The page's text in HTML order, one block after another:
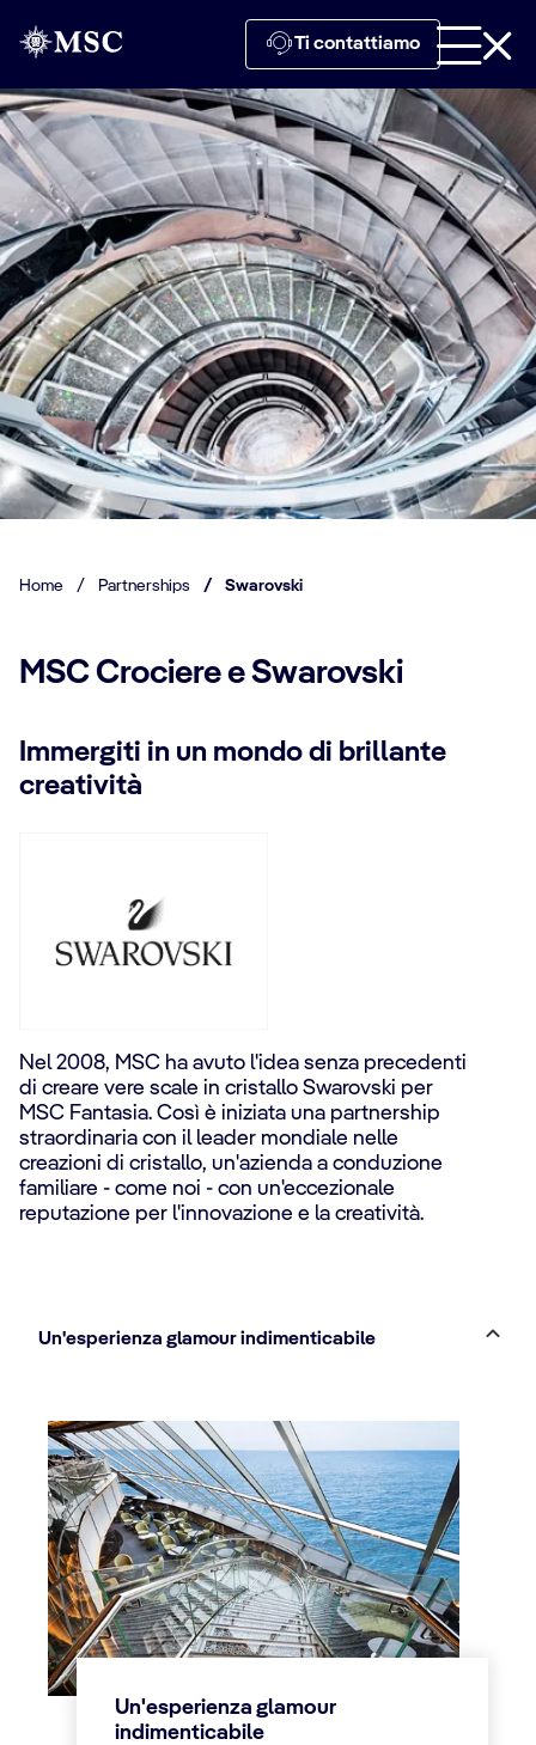
Ti contattiamo
Home / Partnerships / Swarovski
MSC Crociere e Swarovski
Immergiti in un mondo di brillante
creatività
Nel 2008, MSC ha avuto l'idea senza precedenti
di creare vere scale in cristallo Swarovski per
MSC Fantasia. Così è iniziata una partnership
straordinaria con il leader mondiale nelle
creazioni di cristallo, un'azienda a conduzione
familiare - come noi - con un'eccezionale
reputazione per l'innovazione e la creatività.
Un'esperienza glamour indimenticabile
Un'esperienza glamour
indimenticabile